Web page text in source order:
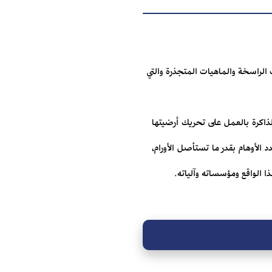
والماهيات المتجذرة والتي
بالعمل على تحريك أرضيتها
بقدر ما تستأصل الأورام،
ومؤسساته وآلياته.